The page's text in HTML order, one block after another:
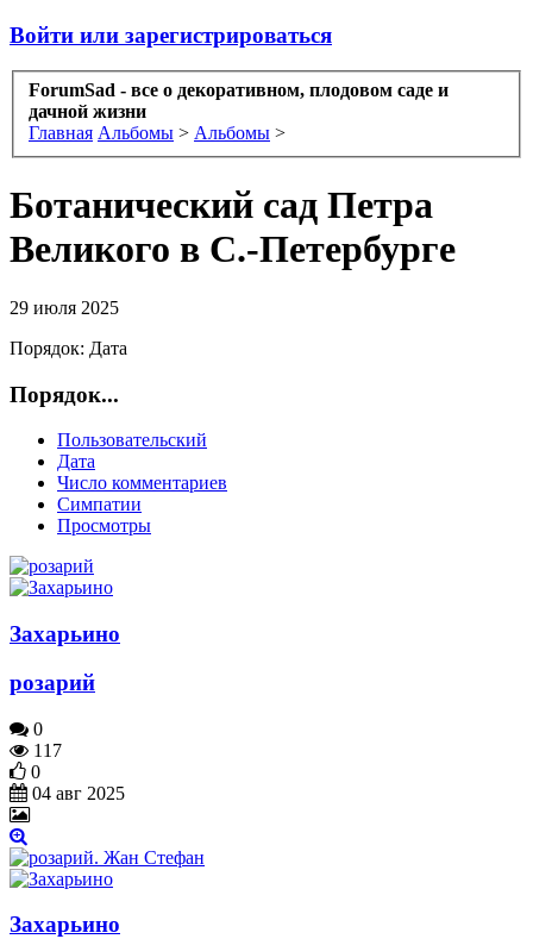
Войти или зарегистрироваться
ForumSad - все о декоративном, плодовом саде и
дачной жизни
Главная Альбомы > Альбомы >
Ботанический сад Петра
Великого в С.-Петербурге
29 июля 2025
Порядок: Дата
Порядок...
Пользовательский
Дата
Число комментариев
Симпатии
Просмотры
Захарьино
розарий
0
117
0
04 авг 2025
Захарьино